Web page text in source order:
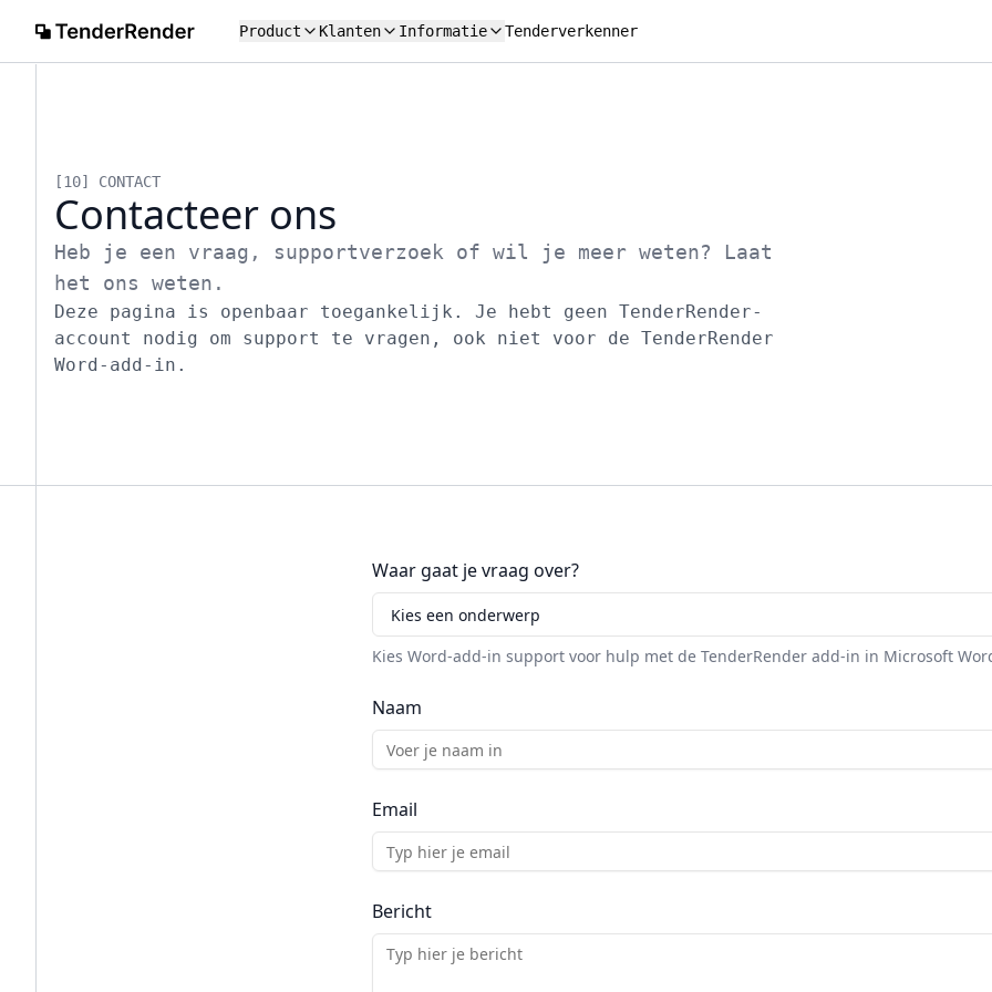
Product Klanten Informatie Tenderverkenner
[10] CONTACT
Contacteer ons
Heb je een vraag, supportverzoek of wil je meer weten? Laat
het ons weten.
Deze pagina is openbaar toegankelijk. Je hebt geen TenderRender-
account nodig om support te vragen, ook niet voor de TenderRender
Word-add-in.
Waar gaat je vraag over?
Kies Word-add-in support voor hulp met de TenderRender add-in in Microsoft
Naam
Email
Bericht